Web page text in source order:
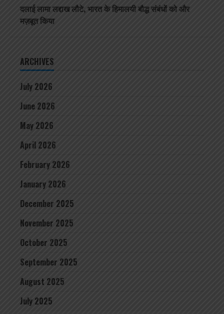
दलाई लामा लद्दाख लौटे, भारत के हिमालयी बौद्ध संबंधों को और
मज़बूत किया
ARCHIVES
July 2026
June 2026
May 2026
April 2026
February 2026
January 2026
December 2025
November 2025
October 2025
September 2025
August 2025
July 2025